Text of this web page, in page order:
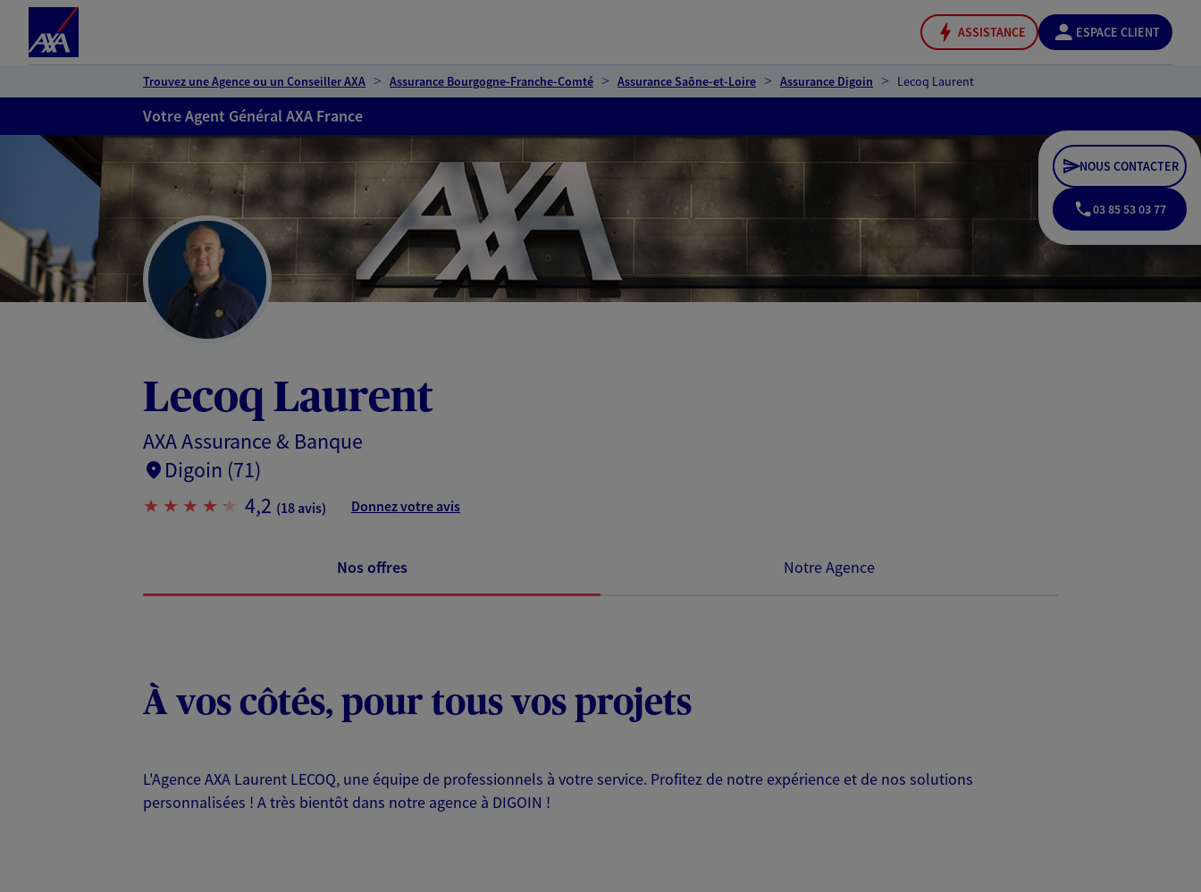
ASSISTANCE ESPACE CLIENT
Trouvez une Agence ou un Conseiller AXA Assurance Bourgogne-Franche-Comté Assurance Saône-et-Loire Assurance Digoin Lecoq Laurent
Votre Agent Général AXA France
Lecoq Laurent
AXA Assurance & Banque
Digoin (71)
4,2 (18 avis) Donnez votre avis
NOUS CONTACTER
03 85 53 03 77
Nos offres Notre Agence
À vos côtés, pour tous vos projets
L'Agence AXA Laurent LECOQ, une équipe de professionnels à votre service. Profitez de notre expérience et de nos solutions
personnalisées ! A très bientôt dans notre agence à DIGOIN !